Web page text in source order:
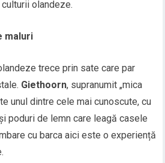
olandeze.
maluri
trece prin sate care par
Giethoorn, supranumit „mica
unul dintre cele mai cunoscute, cu
poduri de lemn care leagă casele
cu barca aici este o experiență